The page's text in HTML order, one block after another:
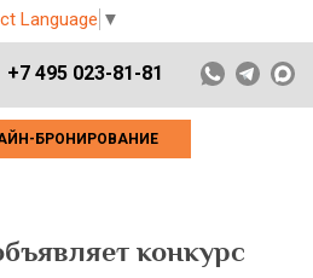
Language ▼
+7 495 023-81-81
БРОНИРОВАНИЕ
конкурс